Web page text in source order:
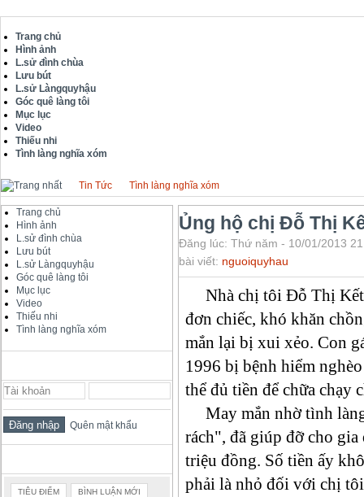
Trang chủ
Hình ảnh
L.sử đình chùa
Lưu bút
L.sử Làngquyhậu
Góc quê làng tôi
Mục lục
Video
Thiếu nhi
Tình làng nghĩa xóm
Tin Tức Tình làng nghĩa xóm
Trang chủ
Hình ảnh
L.sử đình chùa
Lưu bút
L.sử Làngquyhậu
Góc quê làng tôi
Mục lục
Video
Thiếu nhi
Tình làng nghĩa xóm
Quên mật khẩu
TIÊU ĐIỂM BÌNH LUẬN MỚI
Ủng hộ chị Đỗ Thị
Đăng lúc: Thứ năm - 10/01/2013
bài viết: nguoiquyhau
Nhà chị tôi Đỗ Thị Kết
đơn chiếc, khó khăn
mắn lại bị xui xẻo. Con
1996 bị bệnh hiểm
thể đủ tiền để chữa chạy
May mắn nhờ tình
rách", đã giúp đỡ cho
triệu đồng. Số tiền ấy
phải là nhỏ đối với chị